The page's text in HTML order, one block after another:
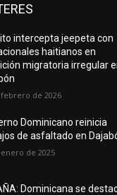
intercepta jeepeta con
haitianos en
migratoria irregular
febrero de 2026
Dominicano reinicia
de asfaltado en
de 2025
Dominicana se